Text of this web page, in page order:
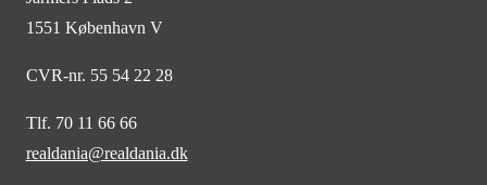
1551 København V
CVR-nr. 55 54 22 28
Tlf. 70 11 66 66
realdania@realdania.dk